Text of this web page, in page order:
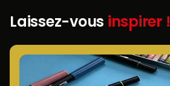
Laissez-vous inspirer !